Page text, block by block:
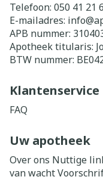
Telefoon: 050 41 21
E-mailadres: info@
APB nummer:
Apotheek titularis:
BTW nummer:
Klantenservice
FAQ
Uw apotheek
Over ons Nuttige
van wacht